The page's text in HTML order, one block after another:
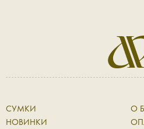
СУМКИ
НОВИНКИ
О